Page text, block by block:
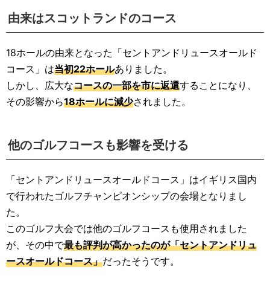
由来はスコットランドのコース
18ホールの由来となった「セントアンドリュースオールド
コース」は当初22ホールありました。
しかし、広大なコースの一部を市に返還することになり、
その影響から18ホールに減少されました。
他のゴルフコースも影響を受ける
「セントアンドリュースオールドコース」はイギリス国内
で行われたゴルフチャンピオンシップの会場となりまし
た。
このゴルフ大会では他のゴルフコースも使用されました
が、その中で最も評判が高かったのが「セントアンドリュ
ースオールドコース」だったそうです。